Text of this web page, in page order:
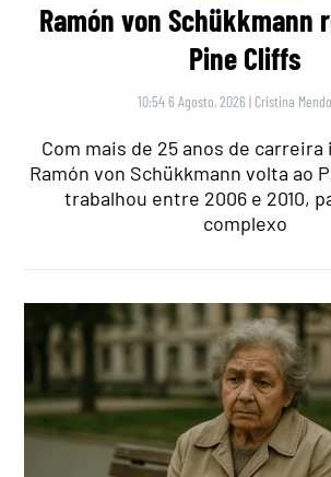
Ramón von Schükkmann
Pine Cliffs
10:54 6 Agosto, 2026 | Cristina
Com mais de 25 anos de
Ramón von Schükkmann volta ao
trabalhou entre 2006 e 2010,
complexo